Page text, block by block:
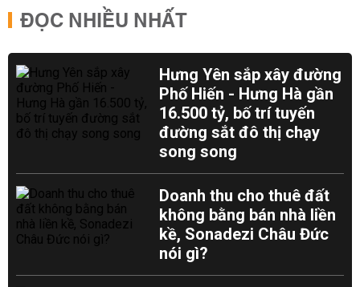
ĐỌC NHIỀU NHẤT
Hưng Yên sắp xây đường
Phố Hiến - Hưng Hà gần
16.500 tỷ, bố trí tuyến
đường sắt đô thị chạy
song song
Doanh thu cho thuê đất
không bằng bán nhà liền
kề, Sonadezi Châu Đức
nói gì?